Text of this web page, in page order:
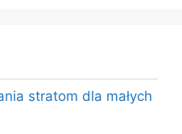
stratom dla małych